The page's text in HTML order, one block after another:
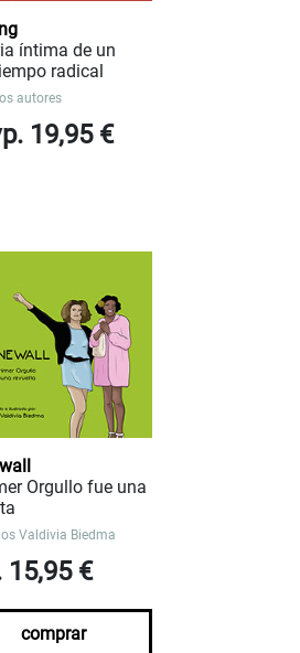
íntima de un
radical
autores
19,95 €
Orgullo fue una
Valdivia Biedma
15,95 €
comprar